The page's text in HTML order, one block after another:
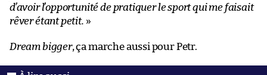
d’avoir l’opportunité de pratiquer le sport qui me faisait
rêver étant petit. »
Dream bigger, ça marche aussi pour Petr.